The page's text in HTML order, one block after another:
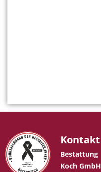
Kontakt
Bestattung
Koch GmbH